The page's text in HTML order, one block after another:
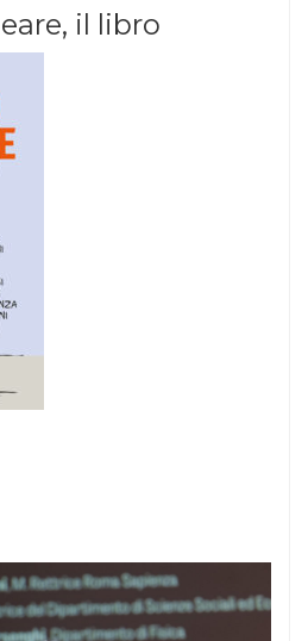
il libro